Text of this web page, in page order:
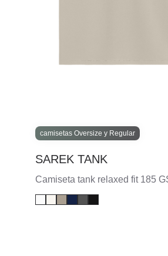
camisetas Oversize y Regular
SAREK TANK
Camiseta tank relaxed fit 185